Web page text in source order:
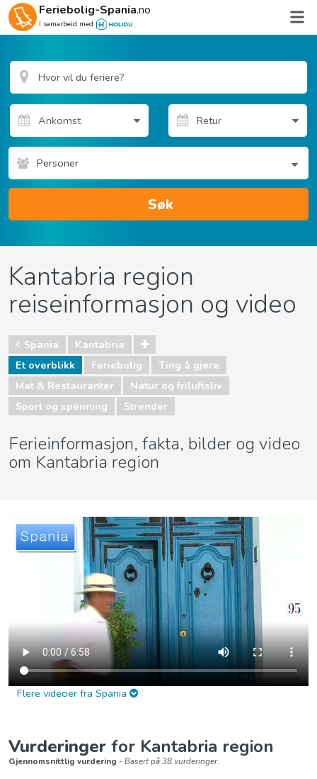
Feriebolig-Spania.no
I samarbeid med
Personer
Søk
Kantabria region
reiseinformasjon og video
Spania
Kantabria
Et overblikk
Feriebolig
Ting å gjøre
Mat & Restauranter
Natur og friluftsliv
Sport og spenning
Strender
Ferieinformasjon, fakta, bilder og video
om Kantabria region
Flere videoer fra Spania
Vurderinger for Kantabria region
Gjennomsnittlig vurdering - Basert på 38 vurderinger.